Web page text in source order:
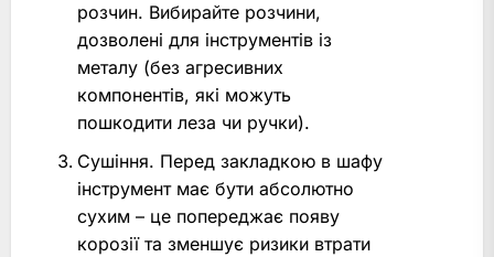
розчин. Вибирайте розчини,
дозволені для інструментів із
металу (без агресивних
компонентів, які можуть
пошкодити леза чи ручки).
Сушіння. Перед закладкою в шафу
інструмент має бути абсолютно
сухим – це попереджає появу
корозії та зменшує ризики втрати